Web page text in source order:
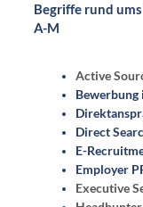
Begriffe rund
A-M
Active
Bewerbung
Direct
E-
Employer
Executive